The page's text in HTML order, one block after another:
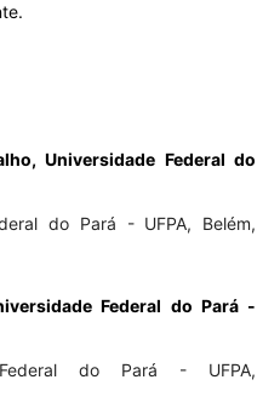
Universidade Federal do
do Pará - UFPA, Belém,
Federal do Pará -
Federal do Pará - UFPA,